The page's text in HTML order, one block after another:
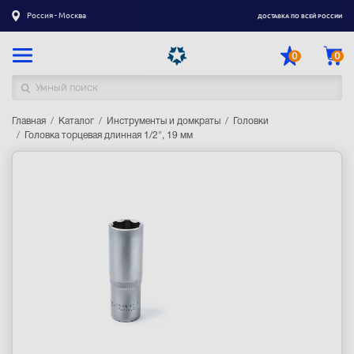
Россия - Москва ДОСТАВКА ПО ВСЕЙ РОССИИ
0 0
Каталог товаров
Главная Каталог Инструменты и домкраты
Головки
Головка торцевая длинная 1/2", 19 мм